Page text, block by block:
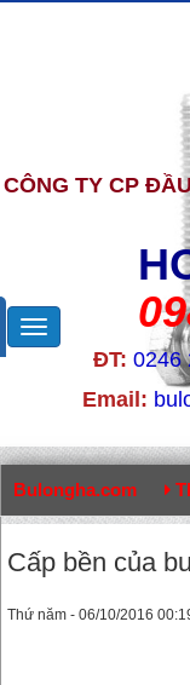
CÔNG TY CP
ĐT: 0246
Email:
Bulongha.com
Cấp bền của
Thứ năm - 06/10/2016